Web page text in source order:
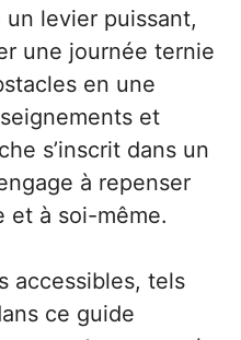
levier puissant,
une journée ternie
en une
et
s’inscrit dans un
à repenser
et à soi-même.
accessibles, tels
ce guide